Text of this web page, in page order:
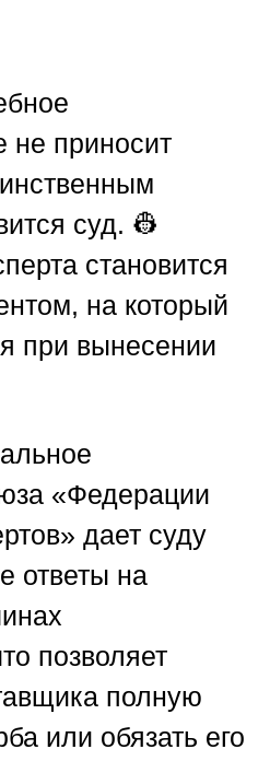
не приносит
суд. 👷
становится
на который
при вынесении
«Федерации
дает суду
ответы на
позволяет
полную
или обязать его